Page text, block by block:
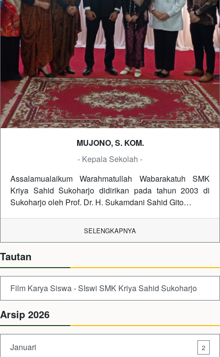
MUJONO, S. KOM.
- Kepala Sekolah -
Assalamualaikum Warahmatullah Wabarakatuh SMK
Kriya Sahid Sukoharjo didirikan pada tahun 2003 di
Sukoharjo oleh Prof. Dr. H. Sukamdani Sahid Gito…
SELENGKAPNYA
Tautan
Film Karya Siswa - SIswi SMK Kriya Sahid Sukoharjo
Arsip 2026
Januari 2